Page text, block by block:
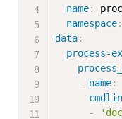
name:
namespace:
data:
process-
-
name:
-